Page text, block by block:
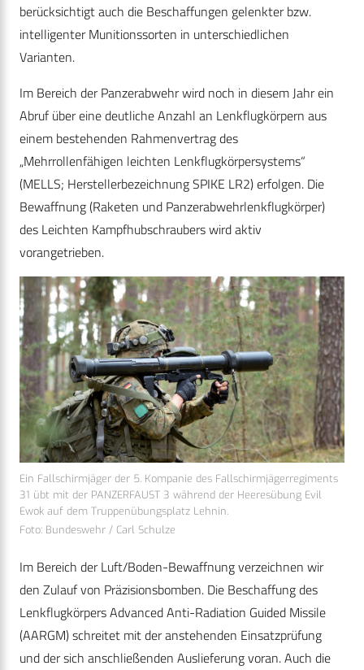
berücksichtigt auch die Beschaffungen gelenkter bzw.
intelligenter Munitionssorten in unterschiedlichen
Varianten.
Im Bereich der Panzerabwehr wird noch in diesem Jahr ein
Abruf über eine deutliche Anzahl an Lenkflugkörpern aus
einem bestehenden Rahmenvertrag des
„Mehrrollenfähigen leichten Lenkflugkörpersystems“
(MELLS; Herstellerbezeichnung SPIKE LR2) erfolgen. Die
Bewaffnung (Raketen und Panzerabwehrlenkflugkörper)
des Leichten Kampfhubschraubers wird aktiv
vorangetrieben.
Ein Fallschirmjäger der 5. Kompanie des Fallschirmjägerregiments
31 übt mit der PANZERFAUST 3 während der Heeresübung Evil
Ewok auf dem Truppenübungsplatz Lehnin.
Foto: Bundeswehr / Carl Schulze
Im Bereich der Luft/Boden-Bewaffnung verzeichnen wir
den Zulauf von Präzisionsbomben. Die Beschaffung des
Lenkflugkörpers Advanced Anti-Radiation Guided Missile
(AARGM) schreitet mit der anstehenden Einsatzprüfung
und der sich anschließenden Auslieferung voran. Auch die